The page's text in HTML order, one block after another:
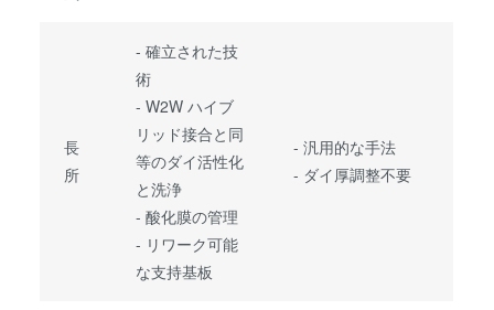
長
所
- 確立された技
術
- W2W ハイブ
リッド接合と同
等のダイ活性化
と洗浄
- 酸化膜の管理
- リワーク可能
な支持基板
- 汎用的な手法
- ダイ厚調整不要